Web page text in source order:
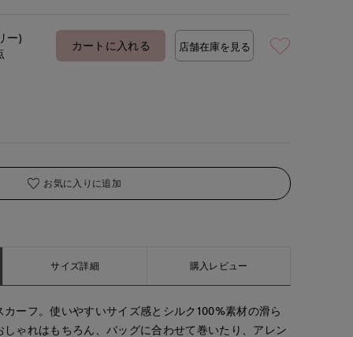
ー)
カートに入れる 店舗在庫を見る
お気に入りに追加
サイズ詳細 購入レビュー
ーフ。使いやすいサイズ感とシルク100%素材の滑ら
ゃれはもちろん、バッグに合わせて巻いたり、アレン